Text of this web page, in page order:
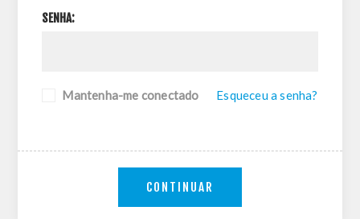
SENHA:
Mantenha-me conectado Esqueceu a senha?
CONTINUAR